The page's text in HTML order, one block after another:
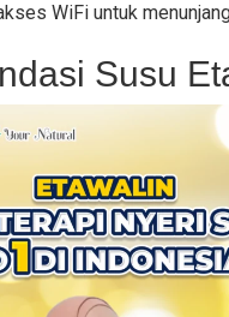
WiFi untuk
Susu